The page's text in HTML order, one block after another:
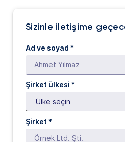
Sizinle iletişime
Ad ve soyad *
Şirket ülkesi *
Şirket *